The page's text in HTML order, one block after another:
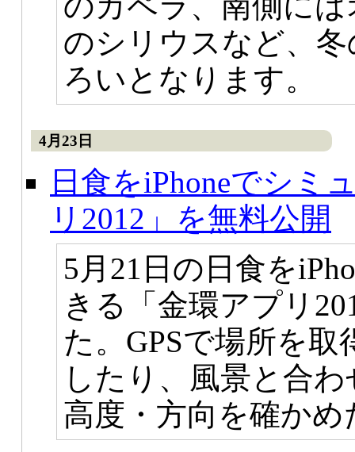
のシリウスなど、
ろいとなります。
4月23日
日食をiPhoneでシ
リ2012」を無料公開
5月21日の日食を
きる「金環アプリ
た。GPSで場所を
したり、風景と合
高度・方向を確か